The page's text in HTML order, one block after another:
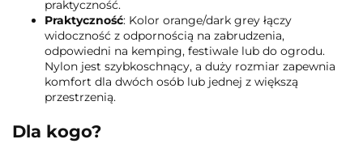
praktyczność.
Praktyczność: Kolor orange/dark grey łączy
widoczność z odpornością na zabrudzenia,
odpowiedni na kemping, festiwale lub do ogrodu.
Nylon jest szybkoschnący, a duży rozmiar zapewnia
komfort dla dwóch osób lub jednej z większą
przestrzenią.
Dla kogo?